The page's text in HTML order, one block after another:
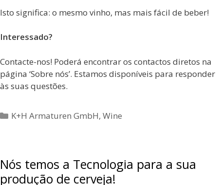
Isto significa: o mesmo vinho, mas mais fácil de beber!
Interessado?
Contacte-nos! Poderá encontrar os contactos diretos na
página ‘Sobre nós’. Estamos disponíveis para responder
às suas questões.
Categorias
K+H Armaturen GmbH,Wine
Nós temos a Tecnologia para a sua
produção de cerveja!